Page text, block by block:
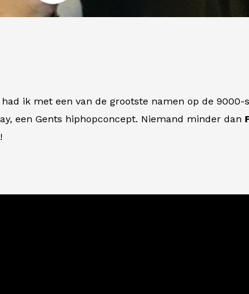
ik met een van de grootste namen op de
, een Gents hiphopconcept. Niemand minder dan